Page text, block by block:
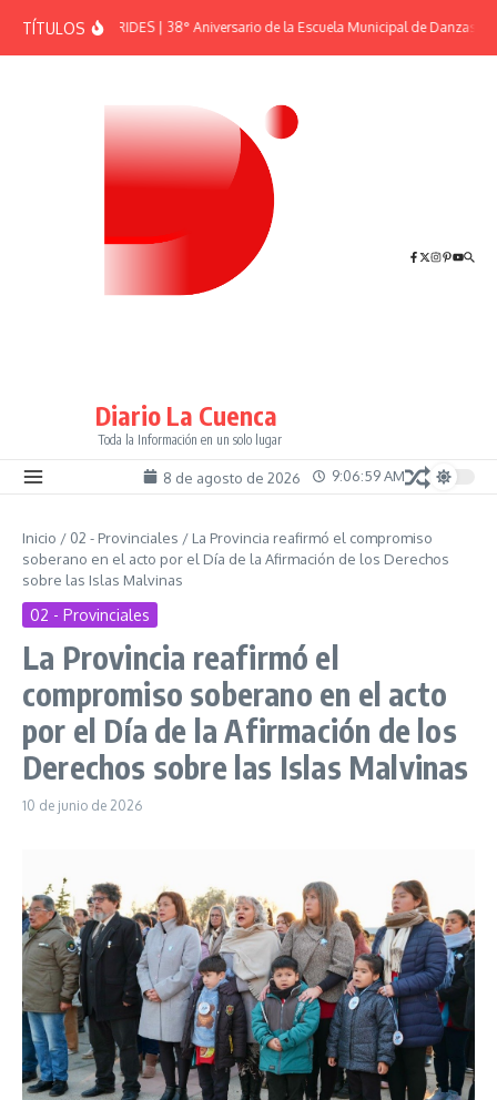
TÍTULOSEFEMÉRIDES | 38° Aniversario de la Escuela Municipal de Danzas “El
Diario La Cuenca
Toda la Información en un solo lugar
8 de agosto de 2026 9:06:59 AM
Inicio / 02 - Provinciales / La Provincia reafirmó el compromiso
soberano en el acto por el Día de la Afirmación de los Derechos
sobre las Islas Malvinas
02 - Provinciales
La Provincia reafirmó el
compromiso soberano en el acto
por el Día de la Afirmación de los
Derechos sobre las Islas Malvinas
10 de junio de 2026